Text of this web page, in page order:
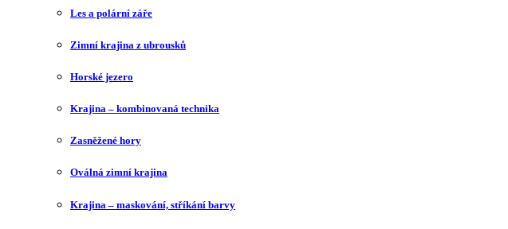
Les a polární záře
Zimní krajina z ubrousků
Horské jezero
Krajina – kombinovaná technika
Zasněžené hory
Oválná zimní krajina
Krajina – maskování, stříkání barvy